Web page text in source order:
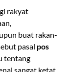
rakyat
buat rakan-
pasal pos
tentang
sangat ketat.